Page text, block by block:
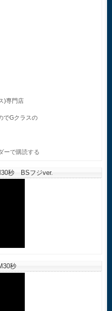
)専門店
でGクラスの
秒 BSフジver.
秒